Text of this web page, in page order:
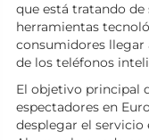
que está tratando
herramientas
consumidores llegar
de los teléfonos
El objetivo principal
espectadores en
desplegar el servicio